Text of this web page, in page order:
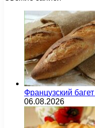
Французский
06.08.2026